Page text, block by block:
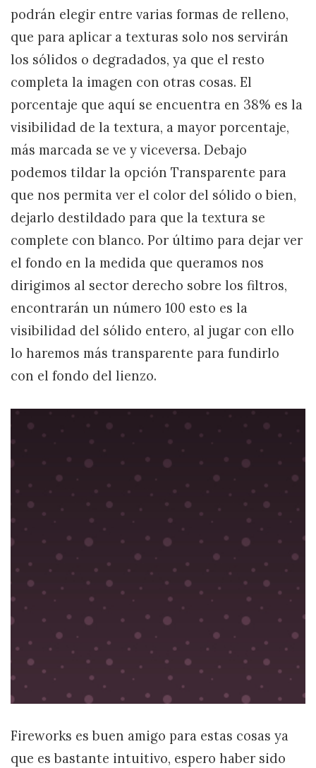
podrán elegir entre varias formas de relleno,
que para aplicar a texturas solo nos servirán
los sólidos o degradados, ya que el resto
completa la imagen con otras cosas. El
porcentaje que aquí se encuentra en 38% es la
visibilidad de la textura, a mayor porcentaje,
más marcada se ve y viceversa. Debajo
podemos tildar la opción Transparente para
que nos permita ver el color del sólido o bien,
dejarlo destildado para que la textura se
complete con blanco. Por último para dejar ver
el fondo en la medida que queramos nos
dirigimos al sector derecho sobre los filtros,
encontrarán un número 100 esto es la
visibilidad del sólido entero, al jugar con ello
lo haremos más transparente para fundirlo
con el fondo del lienzo.
Fireworks es buen amigo para estas cosas ya
que es bastante intuitivo, espero haber sido